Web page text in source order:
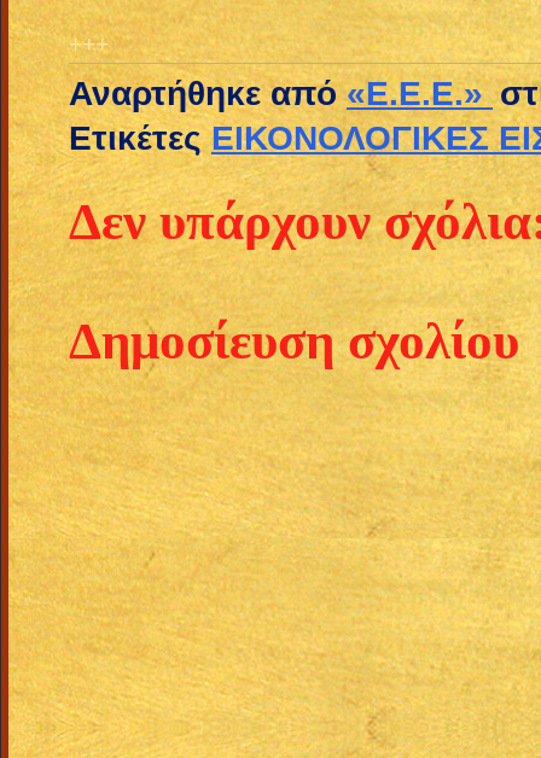
+++
Αναρτήθηκε από«E.E.E.»
ΕτικέτεςΕΙΚΟΝΟΛΟΓΙΚΕΣ
Δεν υπάρχουν
Δημοσίευση σχολίου